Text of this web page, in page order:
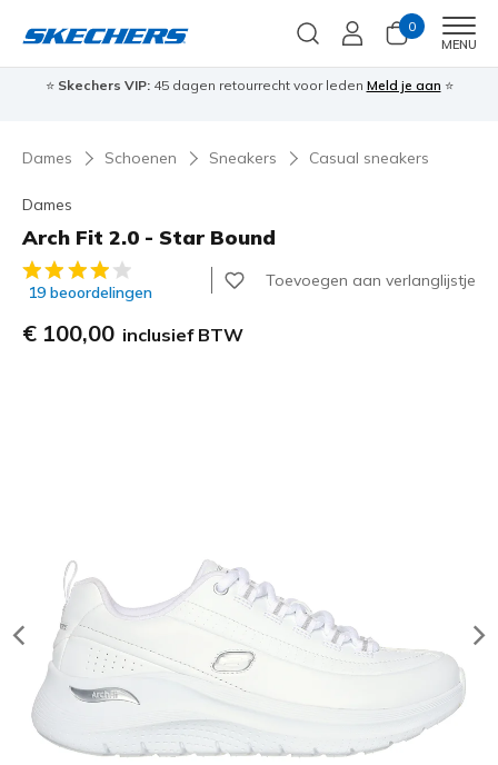
0
MENU
⭐ Skechers VIP:45 dagen retourrecht voor leden Meld je aan ⭐
Dames Schoenen Sneakers Casual sneakers
Dames
Arch Fit 2.0 - Star Bound
4,2 van de 5 klantbeoordelingen
19 beoordelingen
Toevoegen aan verlanglijstje
€ 100,00 inclusief BTW